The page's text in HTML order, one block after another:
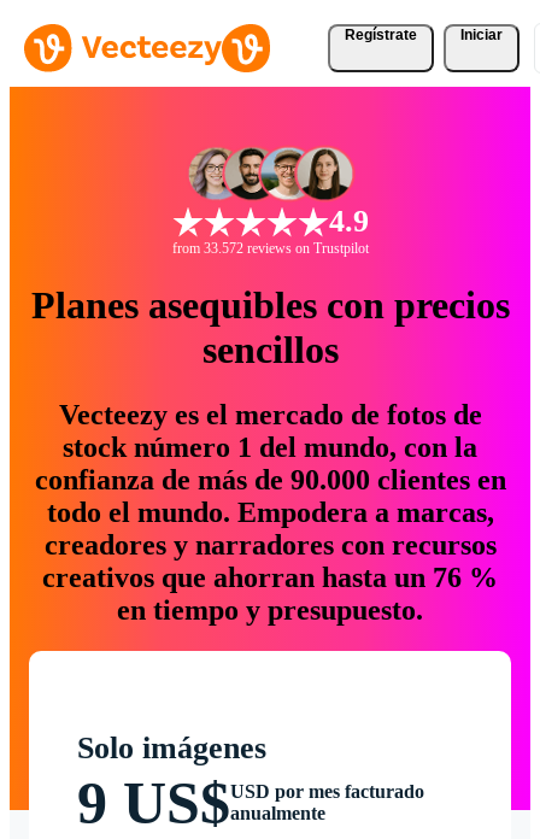
Regístrate Iniciar
4.9
from 33.572 reviews on Trustpilot
Planes asequibles con precios
sencillos
Vecteezy es el mercado de fotos de
stock número 1 del mundo, con la
confianza de más de 90.000 clientes en
todo el mundo. Empodera a marcas,
creadores y narradores con recursos
creativos que ahorran hasta un 76 %
en tiempo y presupuesto.
Solo imágenes
9 US$USD por mes facturado
anualmente